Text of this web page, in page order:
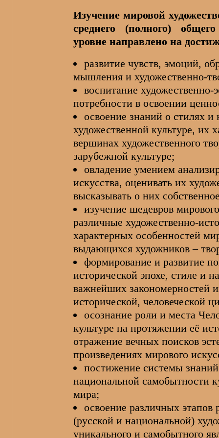
Изучение мировой
среднего (полного)
уровне направлено на
развитие чувств, эмоций,
мышления и художественно-
воспитание художественно-
потребности в освоении
освоение знаний о стилях
художественной культуре, их
вершинах художественного
зарубежной культуре;
овладение умением
искусства, оценивать их
высказывать о них
изучение шедевров
различные художественно-
характерных особенностей
выдающихся художников –
формирование и развитие
исторической эпохе, стиле и
важнейших закономерностей
исторической, человеческой
осознание роли и места
культуре на протяжении её
отражение вечных поисков
произведениях мирового
постижение системы
национальной самобытности
мира;
освоение различных этапов
(русской и национальной)
уникального и самобытного